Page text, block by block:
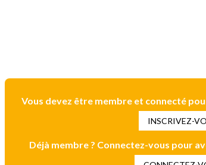
Vous devez être membre et connecté
INSCRIVEZ-
Déjà membre ? Connectez-vous pour